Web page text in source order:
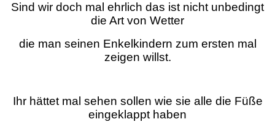
Sind wir doch mal ehrlich das ist nicht unbedingt
die Art von Wetter
die man seinen Enkelkindern zum ersten mal
zeigen willst.
Ihr hättet mal sehen sollen wie sie alle die Füße
eingeklappt haben